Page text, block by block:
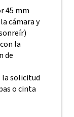
45 mm
cámara y
la
de
la solicitud
o cinta